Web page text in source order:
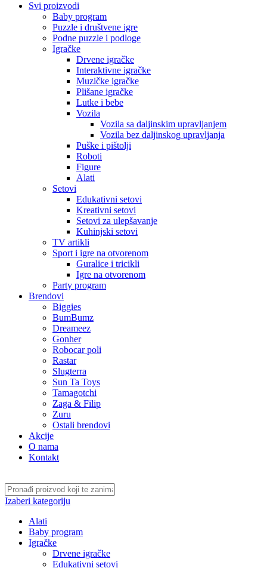
Svi proizvodi
Baby program
Puzzle i društvene igre
Podne puzzle i podloge
Igračke
Drvene igračke
Interaktivne igračke
Muzičke igračke
Plišane igračke
Lutke i bebe
Vozila
Vozila sa daljinskim upravljanjem
Vozila bez daljinskog upravljanja
Puške i pištolji
Roboti
Figure
Alati
Setovi
Edukativni setovi
Kreativni setovi
Setovi za ulepšavanje
Kuhinjski setovi
TV artikli
Sport i igre na otvorenom
Guralice i tricikli
Igre na otvorenom
Party program
Brendovi
Biggies
BumBumz
Dreameez
Gonher
Robocar poli
Rastar
Slugterra
Sun Ta Toys
Tamagotchi
Zaga & Filip
Zuru
Ostali brendovi
Akcije
O nama
Kontakt
Izaberi kategoriju
Alati
Baby program
Igračke
Drvene igračke
Edukativni setovi